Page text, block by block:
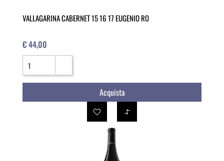
VALLAGARINA CABERNET 15 16 17 EUGENIO RO
€ 44,00
Quantità
Acquista